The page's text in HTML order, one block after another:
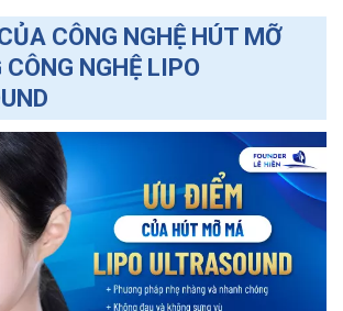
CÔNG NGHỆ HÚT MỠ
NGHỆ LIPO